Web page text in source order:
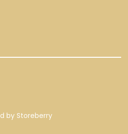
by Storeberry